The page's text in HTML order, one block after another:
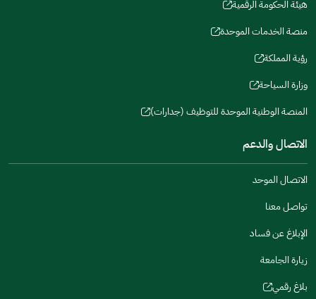
new
window)
new
window)
هيئة الحكومة الرقمية
(opens
new
window)
منصة الخدمات الموحدة
(opens
new
window)
رؤية المملكة
(opens
new
وزارة السياحة
(opens
new
window)
المنصة الوطنية الموحدة للتوظيف (جدارات)
(opens
window)
الاتصال والدعم
الاتصال الموحد
تواصل معنا
الإبلاغ عن فساد
زيارة الجامعة
بلاغ رقمي
(opens